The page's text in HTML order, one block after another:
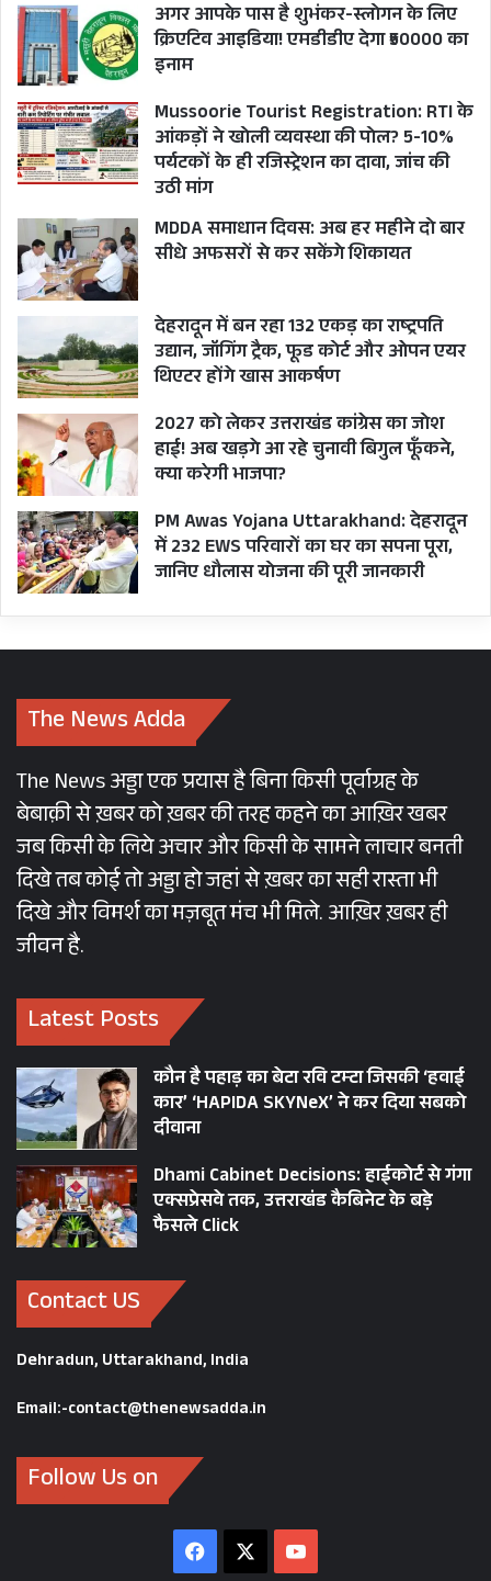
इस अवसर पर कैबिनेट मंत्री प्रेमचन्द अग्रवाल, भाजपा की
प्रदेश मंत्री नीरू देवी, रेशम फेडरेशन के अध्यक्ष अजीत
चौधरी, पूर्व दर्जाधारी कैलाश पंत, अपर मुख्य सचिव
आनन्द बर्द्धन, सचिव बी.वी.आर.सी पुरूषोत्तम, मुख्य
विकास अधिकारी देहरादून झरना कमठान एवं अन्य
गणमान्य उपस्थित थे।
CABINET MINISTER GANESH JOSHI
CM PUSHKAR SINGH DHAMI
LAKHPATI DIDI YOJNA LAUNCH NEWS
UTTARAKHAND
अगर आपके पास है शुभंकर-स्लोगन के लिए
क्रिएटिव आइडिया! एमडीडीए देगा ₹50000 का
इनाम
Mussoorie Tourist Registration: RTI के
आंकड़ों ने खोली व्यवस्था की पोल? 5-10%
पर्यटकों के ही रजिस्ट्रेशन का दावा, जांच की
उठी मांग
MDDA समाधान दिवस: अब हर महीने दो बार
सीधे अफसरों से कर सकेंगे शिकायत
देहरादून में बन रहा 132 एकड़ का राष्ट्रपति
उद्यान, जॉगिंग ट्रैक, फूड कोर्ट और ओपन एयर
थिएटर होंगे खास आकर्षण
2027 को लेकर उत्तराखंड कांग्रेस का जोश
हाई! अब खड़गे आ रहे चुनावी बिगुल फूँकने,
क्या करेगी भाजपा?
PM Awas Yojana Uttarakhand: देहरादून
में 232 EWS परिवारों का घर का सपना पूरा,
जानिए धौलास योजना की पूरी जानकारी
The News Adda
The News अड्डा एक प्रयास है बिना किसी पूर्वाग्रह के
बेबाक़ी से ख़बर को ख़बर की तरह कहने का आख़िर खबर
जब किसी के लिये अचार और किसी के सामने लाचार बनती
दिखे तब कोई तो अड्डा हो जहां से ख़बर का सही रास्ता भी
दिखे और विमर्श का मज़बूत मंच भी मिले. आख़िर ख़बर ही
जीवन है.
Latest Posts
कौन है पहाड़ का बेटा रवि टम्टा जिसकी ‘हवाई
कार’ ‘HAPIDA SKYNeX’ ने कर दिया सबको
दीवाना
Dhami Cabinet Decisions: हाईकोर्ट से गंगा
एक्सप्रेसवे तक, उत्तराखंड कैबिनेट के बड़े
फैसले Click
Contact US
Dehradun, Uttarakhand, India
Email:-contact@thenewsadda.in
Follow Us on
Facebook YouTube